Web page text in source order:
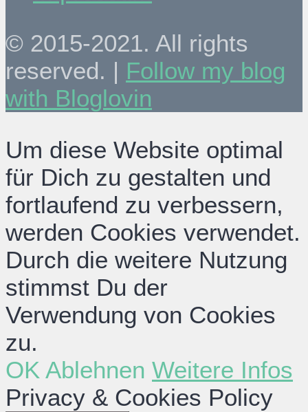
© 2015-2021. All rights
reserved. | Follow my blog
with Bloglovin
Um diese Website optimal
für Dich zu gestalten und
fortlaufend zu verbessern,
werden Cookies verwendet.
Durch die weitere Nutzung
stimmst Du der
Verwendung von Cookies
zu.
OK Ablehnen Weitere Infos
Privacy & Cookies Policy